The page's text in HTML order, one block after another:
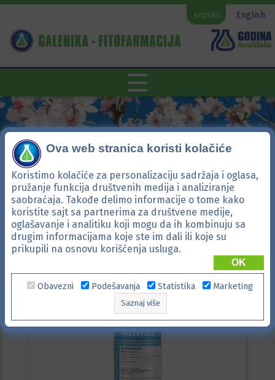
srpski English
Adversis
Ova web stranica koristi kolačiće
Koristimo kolačiće za personalizaciju sadržaja i oglasa,
pružanje funkcija društvenih medija i analiziranje
saobraćaja. Takođe delimo informacije o tome kako
koristite sajt sa partnerima za društvene medije,
oglašavanje i analitiku koji mogu da ih kombinuju sa
drugim informacijama koje ste im dali ili koje su
prikupili na osnovu korišćenja usluga.
OK
Obavezni Podešavanja Statistika Marketing
Saznaj više